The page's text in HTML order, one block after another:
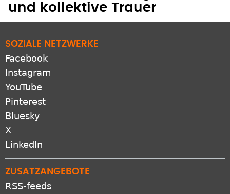
und kollektive Trauer
SOZIALE NETZWERKE
Facebook
Instagram
YouTube
Pinterest
Bluesky
X
LinkedIn
ZUSATZANGEBOTE
RSS-feeds